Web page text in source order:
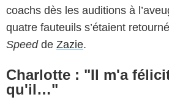
coachs dès les auditions à
quatre fauteuils s’étaient
Speed de Zazie.
Charlotte : "Il m'a
qu'il…"